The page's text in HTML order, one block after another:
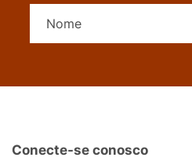
Conecte-se conosco